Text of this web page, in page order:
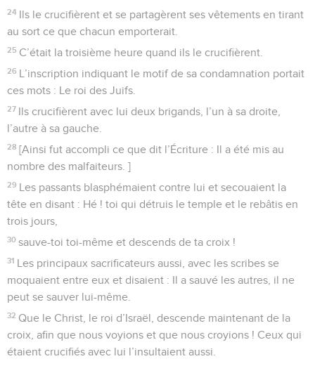
24 Ils le crucifièrent et se partagèrent ses vêtements en tirant
au sort ce que chacun emporterait.
25 C’était la troisième heure quand ils le crucifièrent.
26 L’inscription indiquant le motif de sa condamnation portait
ces mots : Le roi des Juifs.
27 Ils crucifièrent avec lui deux brigands, l’un à sa droite,
l’autre à sa gauche.
28 [Ainsi fut accompli ce que dit l’Écriture : Il a été mis au
nombre des malfaiteurs. ]
29 Les passants blasphémaient contre lui et secouaient la
tête en disant : Hé ! toi qui détruis le temple et le rebâtis en
trois jours,
30 sauve-toi toi-même et descends de ta croix !
31 Les principaux sacrificateurs aussi, avec les scribes se
moquaient entre eux et disaient : Il a sauvé les autres, il ne
peut se sauver lui-même.
32 Que le Christ, le roi d’Israël, descende maintenant de la
croix, afin que nous voyions et que nous croyions ! Ceux qui
étaient crucifiés avec lui l’insultaient aussi.